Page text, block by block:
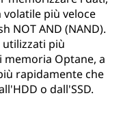
più veloce
NOT AND (NAND).
più
Optane, a
rapidamente che
o dall'SSD.